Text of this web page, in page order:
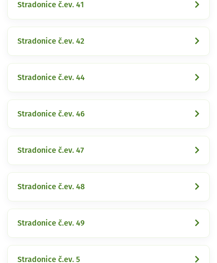
Stradonice č.ev. 41
Stradonice č.ev. 42
Stradonice č.ev. 44
Stradonice č.ev. 46
Stradonice č.ev. 47
Stradonice č.ev. 48
Stradonice č.ev. 49
Stradonice č.ev. 5